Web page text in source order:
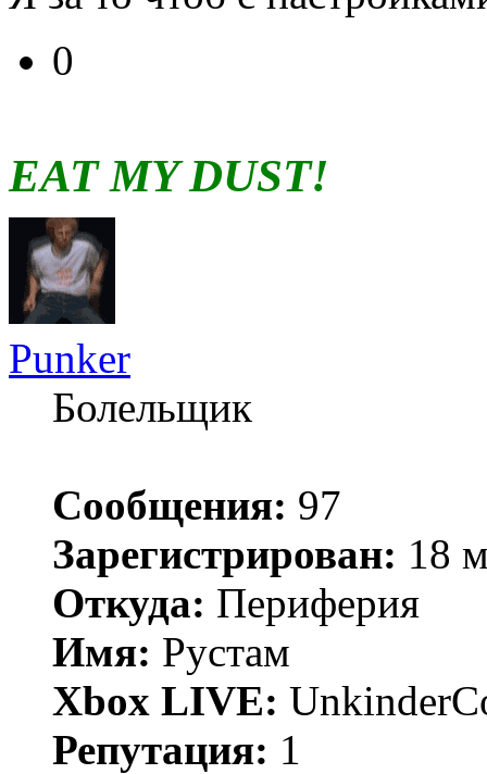
0
EAT MY DUST!
Punker
Болельщик
Сообщения: 97
Зарегистрирован: 18
Откуда: Периферия
Имя: Рустам
Xbox LIVE:
Репутация: 1